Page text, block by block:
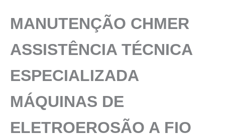
MANUTENÇÃO CHMER
ASSISTÊNCIA TÉCNICA
ESPECIALIZADA
MÁQUINAS DE
ELETROEROSÃO A FIO